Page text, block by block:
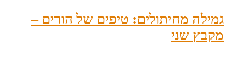
גמילה מחיתולים: טיפים של הורים –
מקבץ שני